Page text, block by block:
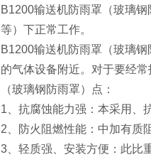
B1200输送机防雨罩（玻璃
等）下正常工作。
B1200输送机防雨罩（玻璃
的气体设备附近。对于要经
（玻璃钢防雨罩）点：
1、抗腐蚀能力强：本采用、
2、防火阻燃性能：中加有质
3、轻质强、安装方便：此比